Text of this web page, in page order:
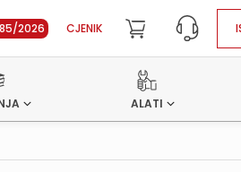
2026 CJENIK
ALATI